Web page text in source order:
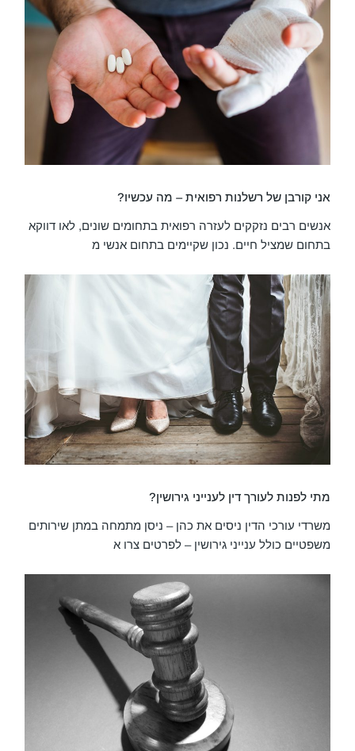
אני קורבן של רשלנות רפואית – מה עכשיו?
אנשים רבים נזקקים לעזרה רפואית בתחומים שונים, לאו דווקא
בתחום שמציל חיים. נכון שקיימים בתחום אנשי מ
מתי לפנות לעורך דין לענייני גירושין?
משרדי עורכי הדין ניסים את כהן – ניסן מתמחה במתן שירותים
משפטיים כולל ענייני גירושין – לפרטים צרו א